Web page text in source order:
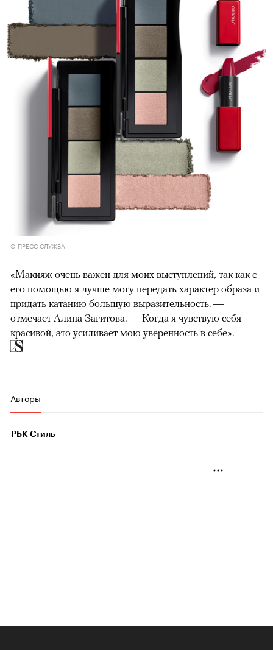
© ПРЕСС-СЛУЖБА
«Макияж очень важен для моих выступлений, так как с
его помощью я лучше могу передать характер образа и
придать катанию большую выразительность. —
отмечает Алина Загитова. — Когда я чувствую себя
красивой, это усиливает мою уверенность в себе».
Авторы
РБК Стиль